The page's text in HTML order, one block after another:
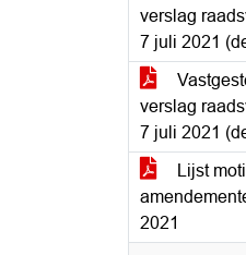
verslag
7 juli 2021
verslag
7 juli 2021
Lijst
2021